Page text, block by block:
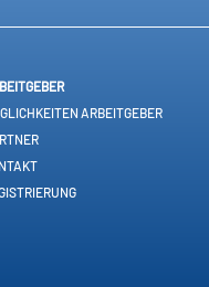
ARBEITGEBER